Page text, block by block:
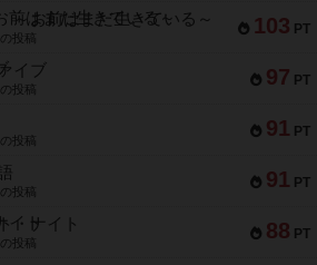
103 PT
お前はまだ生きている～
投稿
97 PT
イブ
投稿
91 PT
投稿
91 PT
投稿
88 PT
・ナイト
投稿